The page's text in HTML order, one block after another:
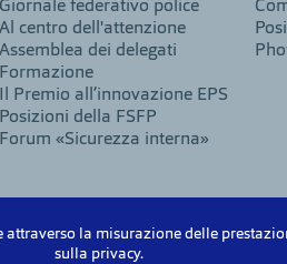
Giornale federativo police
Al centro dell'attenzione
Assemblea dei delegati
Formazione
Il Premio all’innovazione EPS
Posizioni della FSFP
Forum «Sicurezza interna»
la misurazione delle
sulla privacy.